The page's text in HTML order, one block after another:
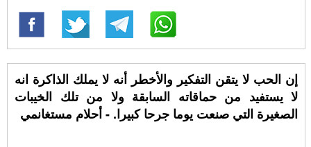
إن الحب لا يتقن التفكير والأخطر أنه لا يملك الذاكرة انه
لا يستفيد من حماقاته السابقة ولا من تلك الخيبات
الصغيرة التي صنعت يوما جرحا كبيرا. - أحلام مستغانمي